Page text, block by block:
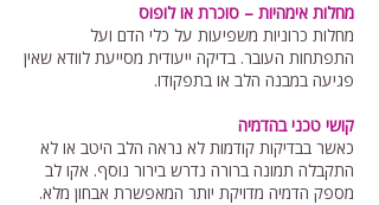
מחלות אימהיות – סוכרת או לופוס
מחלות כרוניות משפיעות על כלי הדם ועל
התפתחות העובר. בדיקה ייעודית מסייעת לוודא שאין
פגיעה במבנה הלב או בתפקודו.
קושי טכני בהדמיה
כאשר בבדיקות קודמות לא נראה הלב היטב או לא
התקבלה תמונה ברורה נדרש בירור נוסף. אקו לב
מספק הדמיה מדויקת יותר המאפשרת אבחון מלא.